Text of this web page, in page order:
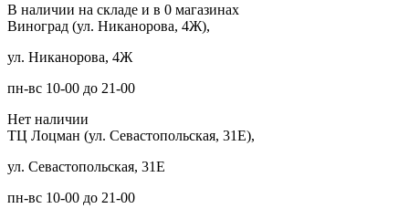
В наличии на складе и в 0 магазинах
Виноград (ул. Никанорова, 4Ж),
ул. Никанорова, 4Ж
пн-вс 10-00 до 21-00
Нет наличии
ТЦ Лоцман (ул. Севастопольская, 31Е),
ул. Севастопольская, 31Е
пн-вс 10-00 до 21-00